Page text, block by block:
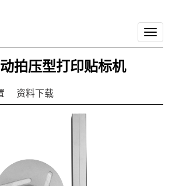
切
换
拍压型打印贴标机
资料下载